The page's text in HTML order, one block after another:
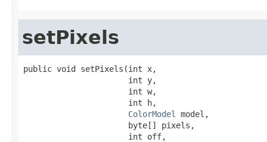
setPixels
public void setPixels(int x,
                      int y,
                      int w,
                      int h,
ColorModel
model,
                      byte[] pixels,
                      int off,